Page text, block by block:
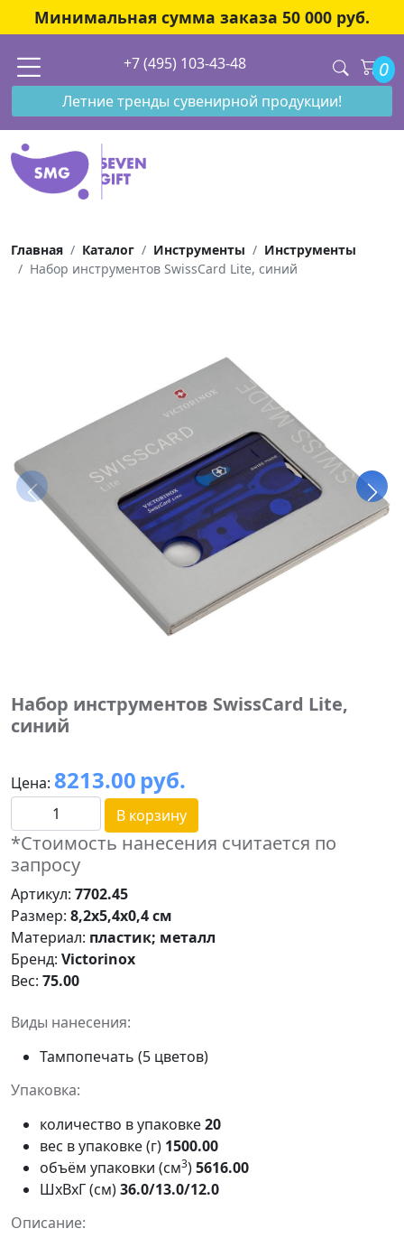
Минимальная сумма заказа 50 000 руб.
+7 (495) 103-43-48 0
Летние тренды сувенирной продукции!
Главная Каталог Инструменты
Инструменты
Набор инструментов SwissCard Lite, синий
Набор инструментов SwissCard Lite,
синий
Цена: 8213.00 руб.
В корзину
*Стоимость нанесения считается по
запросу
Артикул: 7702.45
Размер: 8,2x5,4x0,4 см
Материал: пластик; металл
Бренд: Victorinox
Вес: 75.00
Виды нанесения:
Тампопечать (5 цветов)
Упаковка:
количество в упаковке20
вес в упаковке (г) 1500.00
объём упаковки (см3)5616.00
ШxВxГ (см)36.0/13.0/12.0
Описание: